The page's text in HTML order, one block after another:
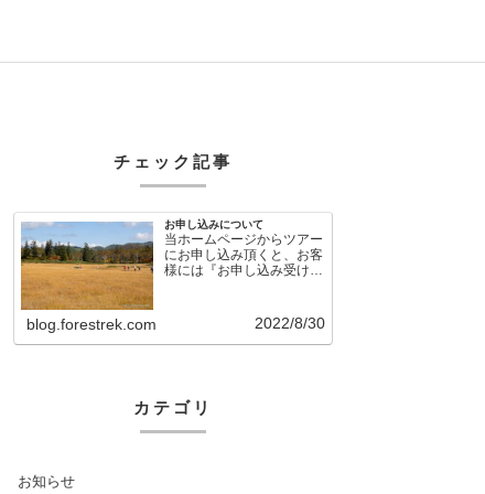
チェック記事
お申し込みについて
当ホームページからツアー
にお申し込み頂くと、お客
様には『お申し込み受け付
blog.forestrek.com 2022/8/30
カテゴリ
お知らせ